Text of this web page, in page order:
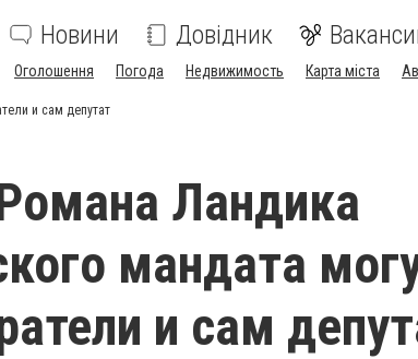
Новини Довідник
Оголошення Погода Недвижимость Карта міста
и сам депутат
Ландика
мандата
и сам